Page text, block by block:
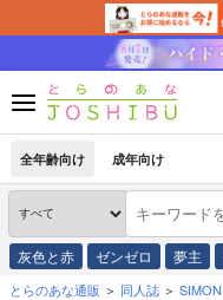
全年齢向け 成年向け
灰色と赤 ゼンゼロ 夢主
とらのあな通販 同人誌 SIMON